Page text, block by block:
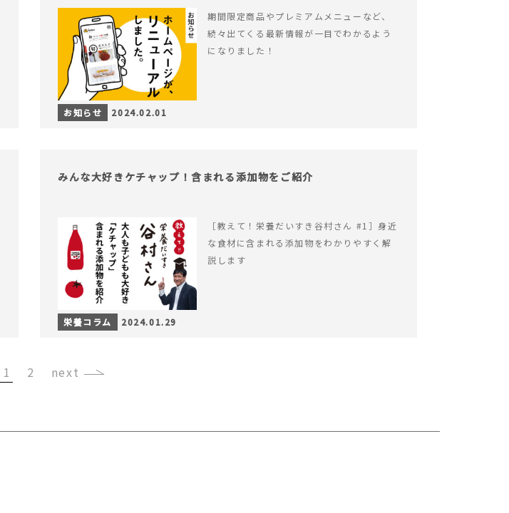
期間限定商品やプレミアムメニューなど、
続々出てくる最新情報が一目でわかるよう
になりました！
お知らせ 2024.02.01
みんな大好きケチャップ！含まれる添加物をご紹介
［教えて！栄養だいすき谷村さん #1］身近
な食材に含まれる添加物をわかりやすく解
説します
栄養コラム 2024.01.29
1 2 ›